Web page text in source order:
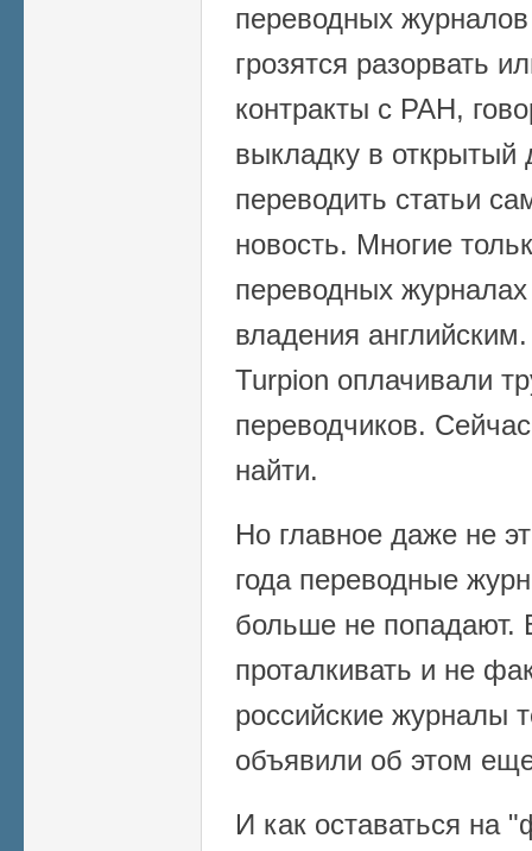
переводных
грозятся разорвать
контракты с РАН,
выкладку в открытый
переводить статьи
новость. Многие
переводных журналах
владения
Turpion оплачивали
переводчиков.
найти.
Но главное даже не
года переводные
больше не попадают.
проталкивать и не
российские журналы
объявили об этом
И как оставаться на